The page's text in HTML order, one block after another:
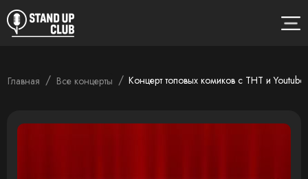
Главная / Все концерты / Концерт топовых комиков с ТНТ и Youtube